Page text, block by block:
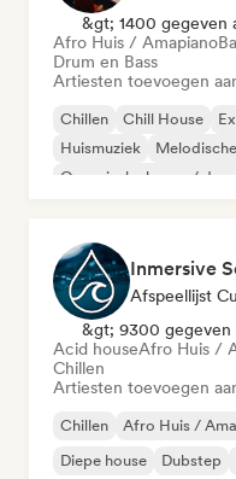
&gt; 1400 gegeven
Afro Huis / Amapiano
Drum en Bass
Artiesten toevoegen
Chillen Chill House
Huismuziek
Organische house /
Inmersive
Afspeellijst
&gt; 9300 gegeven
Acid houseAfro Huis /
Chillen
Artiesten toevoegen
Chillen Afro Huis /
Diepe house
Dubstep